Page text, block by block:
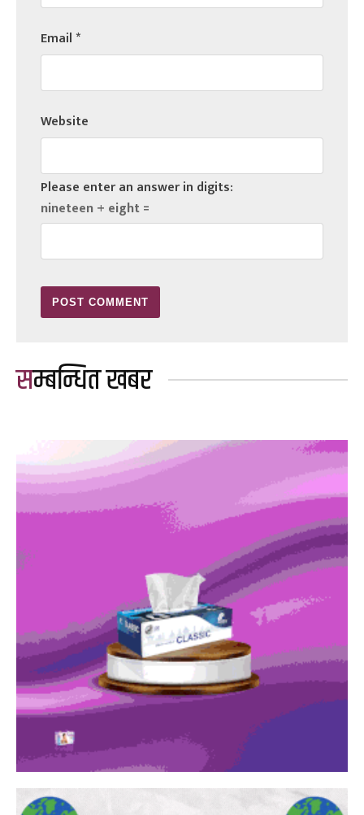
Email*
Website
Please enter an answer in digits:
nineteen + eight =
सम्बन्धित खबर